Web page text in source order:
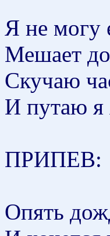
Я не могу
Мешает
Скучаю
И путаю я
ПРИПЕВ:
Опять